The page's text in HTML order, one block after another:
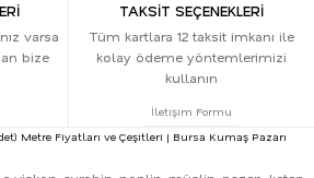
varsa
bize
TAKSİT SEÇENEKLERİ
Tüm kartlara 12 taksit imkanı ile
kolay ödeme yöntemlerimizi
kullanın
İletişim Formu